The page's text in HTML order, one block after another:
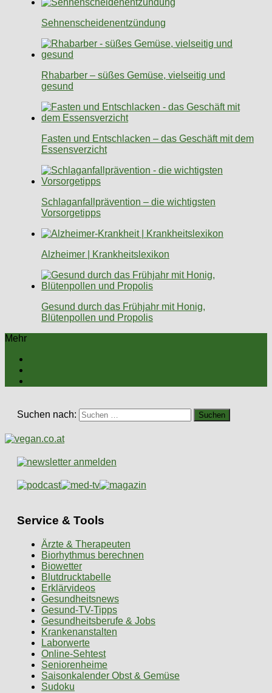
Sehnenscheidenentzündung
Rhabarber – süßes Gemüse, vielseitig und
gesund
Fasten und Entschlacken – das Geschäft mit dem
Essensverzicht
Schlaganfallprävention – die wichtigsten
Vorsorgetipps
Alzheimer | Krankheitslexikon
Gesund durch das Frühjahr mit Honig,
Blütenpollen und Propolis
Mehr
Suchen nach:
Service & Tools
Ärzte & Therapeuten
Biorhythmus berechnen
Biowetter
Blutdrucktabelle
Erklärvideos
Gesundheitsnews
Gesund-TV-Tipps
Gesundheitsberufe & Jobs
Krankenanstalten
Laborwerte
Online-Sehtest
Seniorenheime
Saisonkalender Obst & Gemüse
Sudoku